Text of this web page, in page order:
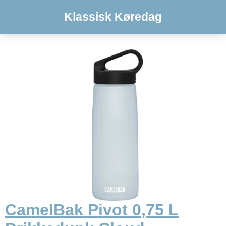
Klassisk Køredag
CamelBak Pivot 0,75 L